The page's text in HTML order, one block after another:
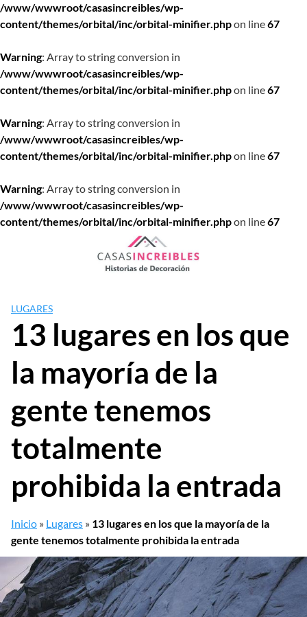
/www/wwwroot/casasincreibles/wp-
content/themes/orbital/inc/orbital-minifier.phpon line67
Warning: Array to string conversion in
/www/wwwroot/casasincreibles/wp-
content/themes/orbital/inc/orbital-minifier.phpon line67
Warning: Array to string conversion in
/www/wwwroot/casasincreibles/wp-
content/themes/orbital/inc/orbital-minifier.phpon line67
Warning: Array to string conversion in
/www/wwwroot/casasincreibles/wp-
content/themes/orbital/inc/orbital-minifier.phpon line67
LUGARES
13 lugares en los que
la mayoría de la
gente tenemos
totalmente
prohibida la entrada
Inicio » Lugares » 13 lugares en los que la mayoría de la
gente tenemos totalmente prohibida la entrada